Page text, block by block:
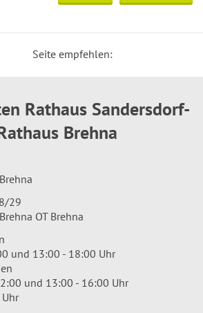
Seite empfehlen:
Rathaus Sandersdorf-
Brehna
29
OT Brehna
und 13:00 - 18:00 Uhr
und 13:00 - 16:00 Uhr